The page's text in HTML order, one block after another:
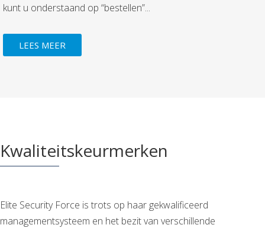
kunt u onderstaand op “bestellen”...
LEES MEER
Kwaliteitskeurmerken
Elite Security Force is trots op haar gekwalificeerd
managementsysteem en het bezit van verschillende